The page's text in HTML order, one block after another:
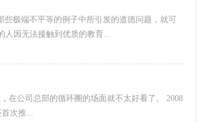
极端不平等的例子中所引发的道德问题，就可
人因无法接触到优质的教育...
在公司总部的循环圈的场面就不太好看了。 2008
首次推...